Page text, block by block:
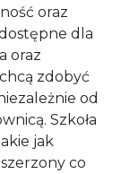
oraz
dla
oraz
zdobyć
od
Szkoła
jak
co